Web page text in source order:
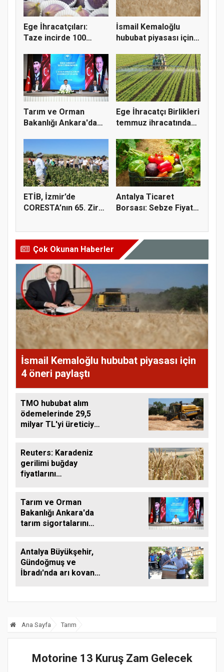
Ege İhracatçıları:
Taze incirde 100
İsmail Kemaloğlu
hububat piyasası için 4
Tarım ve Orman
Bakanlığı Ankara'da
Ege İhracatçı Birlikleri
temmuz ihracatında
ETİB, İzmir’de
CORESTA’nın 65. Zirai
Antalya Ticaret
Borsası: Sebze Fiyat
Çok Okunan Haberler
İsmail Kemaloğlu hububat piyasası için
4 öneri paylaştı
TMO hububat alım
ödemelerinde 29,5
milyar TL'yi üreticiye
Reuters: Karadeniz
gerilimi buğday
fiyatlarını
Tarım ve Orman
Bakanlığı Ankara'da
tarım sigortalarını
Antalya Büyükşehir,
Gündoğmuş ve
İbradı'nda arı kovanı
Ana Sayfa Tarım
Motorine 13 Kuruş Zam Gelecek